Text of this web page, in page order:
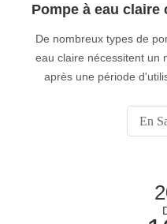
De nombreux types de
eau claire nécessitent un
après une période
nécessitent pas de
centrifuges pour pipeline.
En